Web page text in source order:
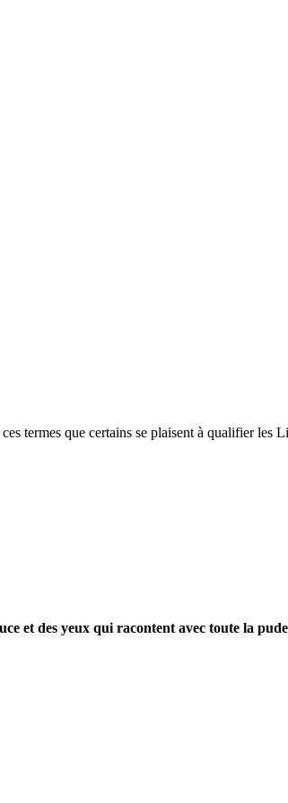
termes que certains se plaisent à qualifier
et des yeux qui racontent avec toute la